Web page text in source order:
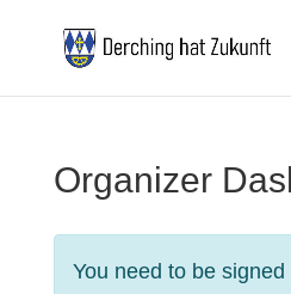
Organizer
You need to be